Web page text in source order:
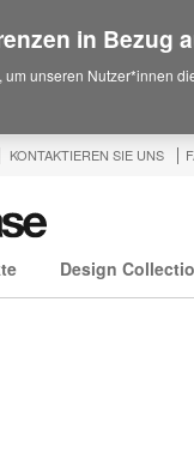
KONTAKTIEREN SIE UNS
Design
in Bezug
unseren Nutzer*innen